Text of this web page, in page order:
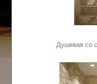
Душевая со